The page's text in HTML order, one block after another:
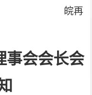
皖再
事会会长会